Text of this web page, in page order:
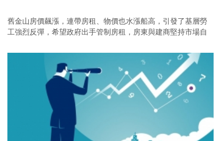
舊金山房價飆漲，連帶房租、物價也水漲船高，引發了基層勞
工強烈反彈，希望政府出手管制房租，房東與建商堅持市場自